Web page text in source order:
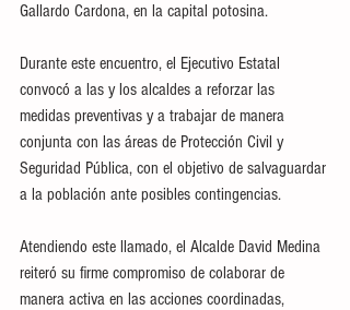
Gallardo Cardona, en la capital potosina.
Durante este encuentro, el Ejecutivo Estatal
convocó a las y los alcaldes a reforzar las
medidas preventivas y a trabajar de manera
conjunta con las áreas de Protección Civil y
Seguridad Pública, con el objetivo de salvaguardar
a la población ante posibles contingencias.
Atendiendo este llamado, el Alcalde David Medina
reiteró su firme compromiso de colaborar de
manera activa en las acciones coordinadas,